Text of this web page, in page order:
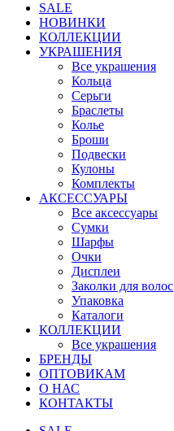
SALE
НОВИНКИ
КОЛЛЕКЦИИ
УКРАШЕНИЯ
Все украшения
Кольца
Серьги
Браслеты
Колье
Броши
Подвески
Кулоны
Комплекты
АКСЕССУАРЫ
Все аксессуары
Сумки
Шарфы
Очки
Дисплеи
Заколки для волос
Упаковка
Каталоги
КОЛЛЕКЦИИ
Все украшения
БРЕНДЫ
ОПТОВИКАМ
О НАС
КОНТАКТЫ